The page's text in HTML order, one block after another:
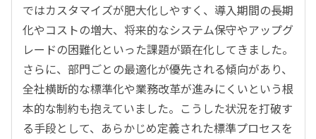
ではカスタマイズが肥大化しやすく、導入期間の長期
化やコストの増大、将来的なシステム保守やアップグ
レードの困難化といった課題が顕在化してきました。
さらに、部門ごとの最適化が優先される傾向があり、
全社横断的な標準化や業務改革が進みにくいという根
本的な制約も抱えていました。こうした状況を打破す
る手段として、あらかじめ定義された標準プロセスを